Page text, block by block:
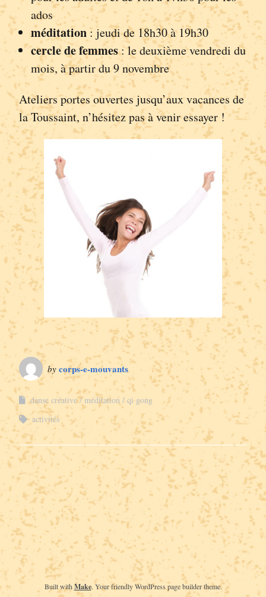
ados
méditation: jeudi de 18h30 à 19h30
cercle de femmes: le deuxième vendredi du
mois, à partir du 9 novembre
Ateliers portes ouvertes jusqu’aux vacances de
la Toussaint, n’hésitez pas à venir essayer !
by corps-e-mouvants
danse créative méditation
qi gong
activités
Built with Make. Your friendly WordPress page builder theme.